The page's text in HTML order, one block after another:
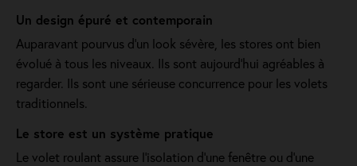
Un design épuré et contemporain
Auparavant pourvus d'un look sévère, les stores ont bien
évolué à tous les niveaux. Ils sont aujourd'hui agréables à
regarder. Ils sont une sérieuse concurrence pour les volets
traditionnels.
Le store est un système pratique
Le volet roulant assure l'isolation d'une fenêtre ou d'une